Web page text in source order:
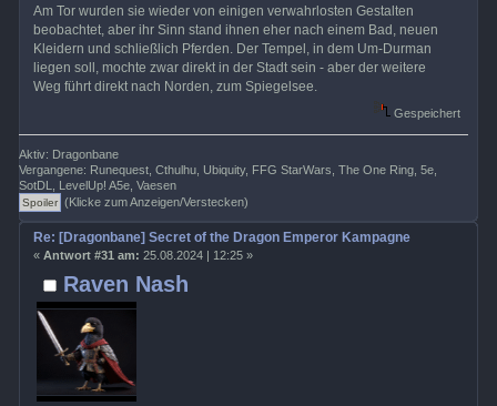
Am Tor wurden sie wieder von einigen verwahrlosten Gestalten
beobachtet, aber ihr Sinn stand ihnen eher nach einem Bad, neuen
Kleidern und schließlich Pferden. Der Tempel, in dem Um-Durman
liegen soll, mochte zwar direkt in der Stadt sein - aber der weitere
Weg führt direkt nach Norden, zum Spiegelsee.
Gespeichert
Aktiv: Dragonbane
Vergangene: Runequest, Cthulhu, Ubiquity, FFG StarWars, The One Ring, 5e,
SotDL, LevelUp! A5e, Vaesen
(Klicke zum Anzeigen/Verstecken)
Raven Nash
Re: [Dragonbane] Secret of the Dragon Emperor Kampagne
« Antwort #31 am: 25.08.2024 | 12:25 »